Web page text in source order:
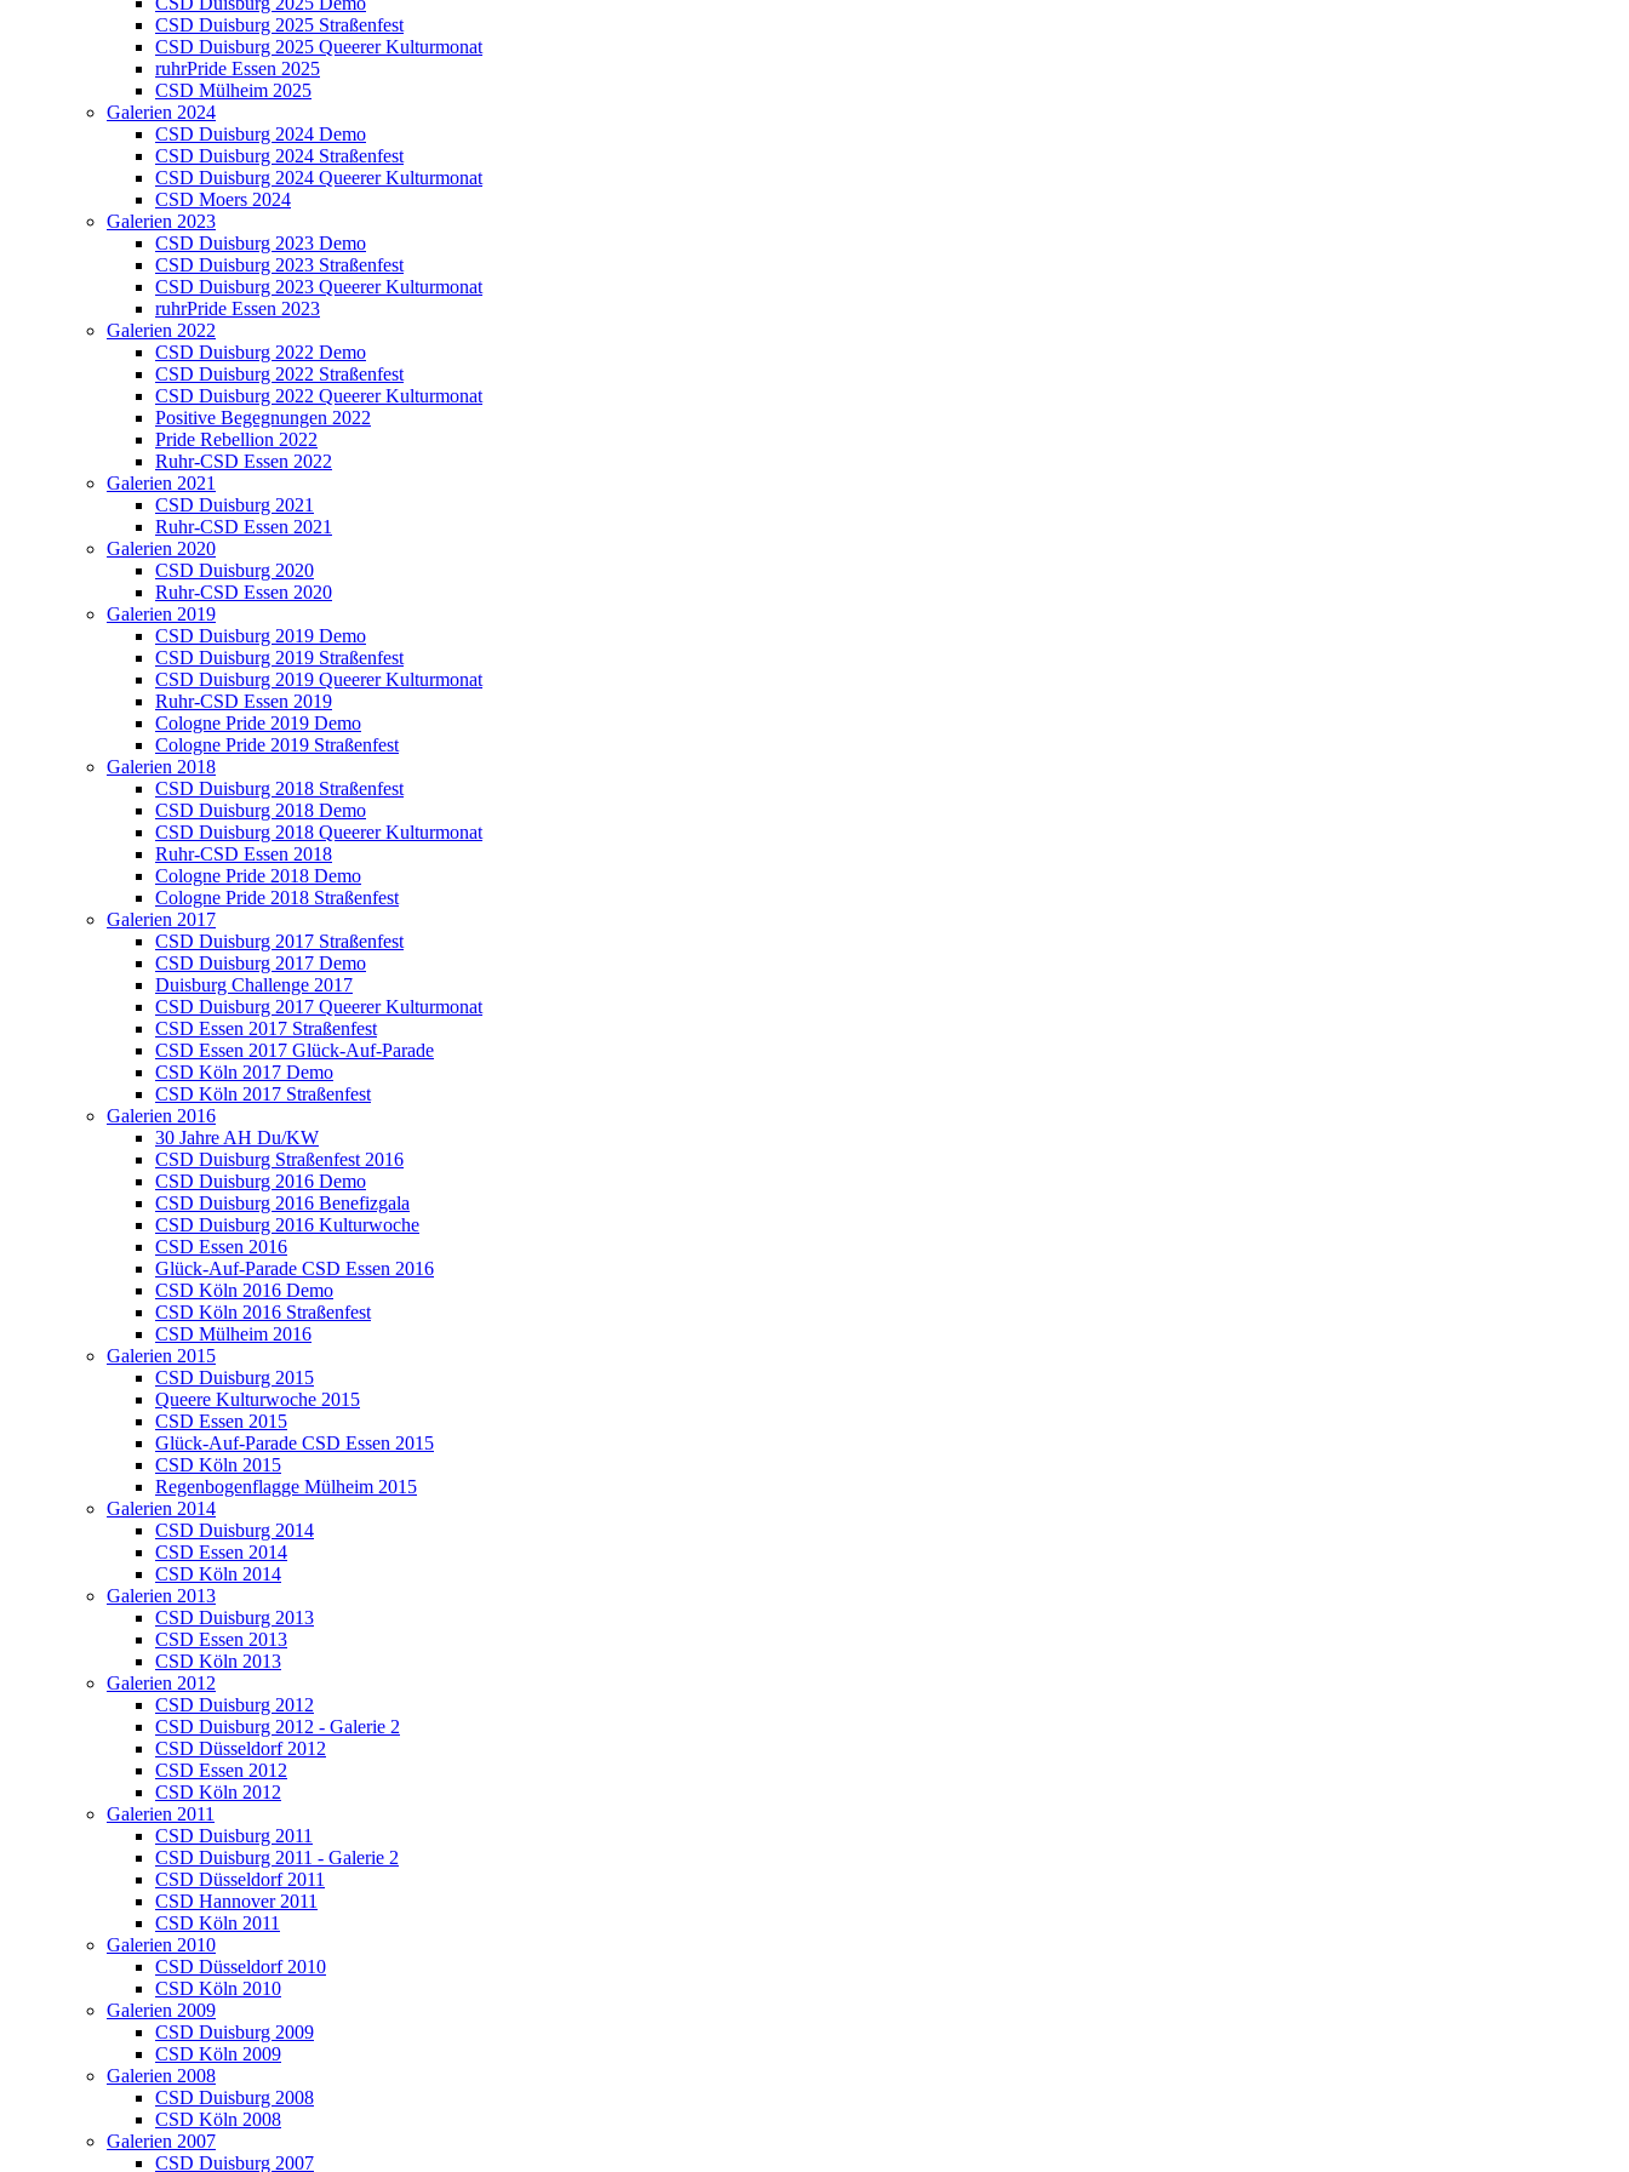
CSD Duisburg 2025 Straßenfest
CSD Duisburg 2025 Queerer Kulturmonat
ruhrPride Essen 2025
CSD Mülheim 2025
Galerien 2024
CSD Duisburg 2024 Demo
CSD Duisburg 2024 Straßenfest
CSD Duisburg 2024 Queerer Kulturmonat
CSD Moers 2024
Galerien 2023
CSD Duisburg 2023 Demo
CSD Duisburg 2023 Straßenfest
CSD Duisburg 2023 Queerer Kulturmonat
ruhrPride Essen 2023
Galerien 2022
CSD Duisburg 2022 Demo
CSD Duisburg 2022 Straßenfest
CSD Duisburg 2022 Queerer Kulturmonat
Positive Begegnungen 2022
Pride Rebellion 2022
Ruhr-CSD Essen 2022
Galerien 2021
CSD Duisburg 2021
Ruhr-CSD Essen 2021
Galerien 2020
CSD Duisburg 2020
Ruhr-CSD Essen 2020
Galerien 2019
CSD Duisburg 2019 Demo
CSD Duisburg 2019 Straßenfest
CSD Duisburg 2019 Queerer Kulturmonat
Ruhr-CSD Essen 2019
Cologne Pride 2019 Demo
Cologne Pride 2019 Straßenfest
Galerien 2018
CSD Duisburg 2018 Straßenfest
CSD Duisburg 2018 Demo
CSD Duisburg 2018 Queerer Kulturmonat
Ruhr-CSD Essen 2018
Cologne Pride 2018 Demo
Cologne Pride 2018 Straßenfest
Galerien 2017
CSD Duisburg 2017 Straßenfest
CSD Duisburg 2017 Demo
Duisburg Challenge 2017
CSD Duisburg 2017 Queerer Kulturmonat
CSD Essen 2017 Straßenfest
CSD Essen 2017 Glück-Auf-Parade
CSD Köln 2017 Demo
CSD Köln 2017 Straßenfest
Galerien 2016
30 Jahre AH Du/KW
CSD Duisburg Straßenfest 2016
CSD Duisburg 2016 Demo
CSD Duisburg 2016 Benefizgala
CSD Duisburg 2016 Kulturwoche
CSD Essen 2016
Glück-Auf-Parade CSD Essen 2016
CSD Köln 2016 Demo
CSD Köln 2016 Straßenfest
CSD Mülheim 2016
Galerien 2015
CSD Duisburg 2015
Queere Kulturwoche 2015
CSD Essen 2015
Glück-Auf-Parade CSD Essen 2015
CSD Köln 2015
Regenbogenflagge Mülheim 2015
Galerien 2014
CSD Duisburg 2014
CSD Essen 2014
CSD Köln 2014
Galerien 2013
CSD Duisburg 2013
CSD Essen 2013
CSD Köln 2013
Galerien 2012
CSD Duisburg 2012
CSD Duisburg 2012 - Galerie 2
CSD Düsseldorf 2012
CSD Essen 2012
CSD Köln 2012
Galerien 2011
CSD Duisburg 2011
CSD Duisburg 2011 - Galerie 2
CSD Düsseldorf 2011
CSD Hannover 2011
CSD Köln 2011
Galerien 2010
CSD Düsseldorf 2010
CSD Köln 2010
Galerien 2009
CSD Duisburg 2009
CSD Köln 2009
Galerien 2008
CSD Duisburg 2008
CSD Köln 2008
Galerien 2007
CSD Duisburg 2007